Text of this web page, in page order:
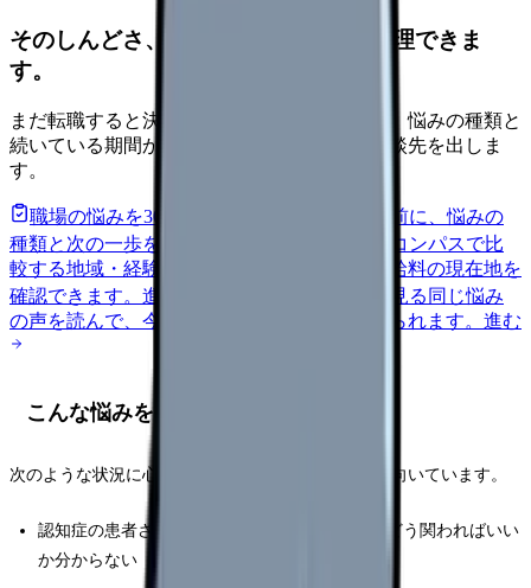
そのしんどさ、転職すべきサインか整理できま
す。
まだ転職すると決めていなくても大丈夫です。悩みの種類と
続いている期間から、次に見るべき記事と相談先を出しま
す。
職場の悩みを30秒で診断
辞めるべきか迷う前に、悩みの
種類と次の一歩を整理します。
給料コンパスで比
較する地域・経験年数・施設形態から、今の給料の現在地を
確認できます。 進む 匿名掲示板で本音を見る 同じ悩み
の声を読んで、今の職場だけの問題か確かめられます。 進む
こんな悩みを持つ看護師さんへ
次のような状況に心当たりがある方に、この記事は向いています。
認知症の患者さんに何度説明しても伝わらず、どう関わればいい
か分からない